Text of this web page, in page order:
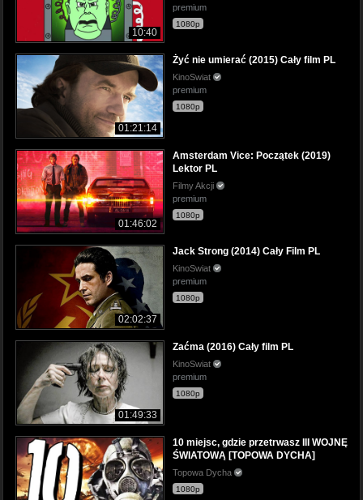
10:40
premium
1080p
01:21:14
Żyć nie umierać (2015) Cały film PL
KinoSwiat
premium
1080p
01:46:02
Amsterdam Vice: Początek (2019)
Lektor PL
Filmy Akcji
premium
1080p
02:02:37
Jack Strong (2014) Cały Film PL
KinoSwiat
premium
1080p
01:49:33
Zaćma (2016) Cały film PL
KinoSwiat
premium
1080p
10 miejsc, gdzie przetrwasz III WOJNĘ
ŚWIATOWĄ [TOPOWA DYCHA]
Topowa Dycha
1080p